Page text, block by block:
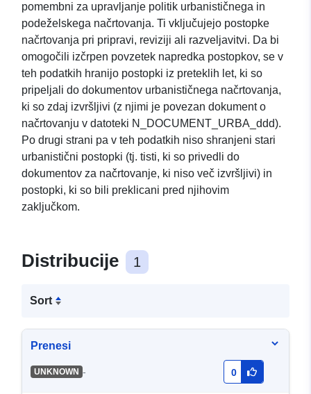
pomembni za upravljanje politik urbanističnega in
podeželskega načrtovanja. Ti vključujejo postopke
načrtovanja pri pripravi, reviziji ali razveljavitvi. Da bi
omogočili izčrpen povzetek napredka postopkov, se v
teh podatkih hranijo postopki iz preteklih let, ki so
pripeljali do dokumentov urbanističnega načrtovanja,
ki so zdaj izvršljivi (z njimi je povezan dokument o
načrtovanju v datoteki N_DOCUMENT_URBA_ddd).
Po drugi strani pa v teh podatkih niso shranjeni stari
urbanistični postopki (tj. tisti, ki so privedli do
dokumentov za načrtovanje, ki niso več izvršljivi) in
postopki, ki so bili preklicani pred njihovim
zaključkom.
Distribucije 1
Sort
Prenesi
UNKNOWN - 0